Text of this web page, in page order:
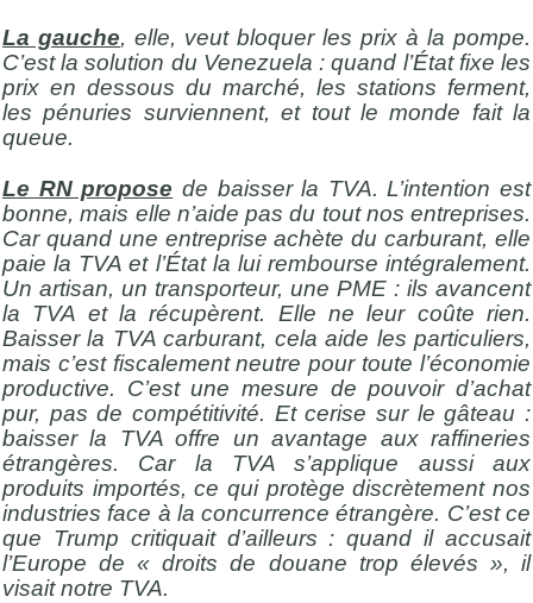
La gauche, elle, veut bloquer les prix à la pompe.
C’est la solution du Venezuela : quand l’État fixe les
prix en dessous du marché, les stations ferment,
les pénuries surviennent, et tout le monde fait la
queue.
Le RN propose de baisser la TVA. L’intention est
bonne, mais elle n’aide pas du tout nos entreprises.
Car quand une entreprise achète du carburant, elle
paie la TVA et l’État la lui rembourse intégralement.
Un artisan, un transporteur, une PME : ils avancent
la TVA et la récupèrent. Elle ne leur coûte rien.
Baisser la TVA carburant, cela aide les particuliers,
mais c’est fiscalement neutre pour toute l’économie
productive. C’est une mesure de pouvoir d’achat
pur, pas de compétitivité. Et cerise sur le gâteau :
baisser la TVA offre un avantage aux raffineries
étrangères. Car la TVA s’applique aussi aux
produits importés, ce qui protège discrètement nos
industries face à la concurrence étrangère. C’est ce
que Trump critiquait d’ailleurs : quand il accusait
l’Europe de « droits de douane trop élevés », il
visait notre TVA.